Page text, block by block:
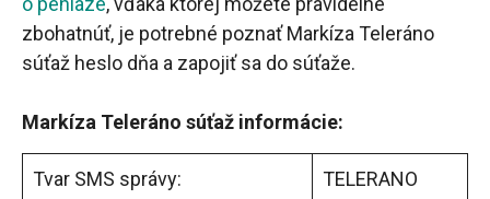
zbohatnúť, je potrebné poznať Markíza Teleráno
súťaž heslo dňa a zapojiť sa do súťaže.
Markíza Teleráno súťaž informácie:
Tvar SMS správy: TELERANO